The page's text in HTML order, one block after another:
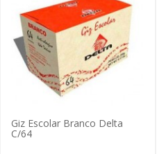
Giz Escolar Branco Delta
C/64